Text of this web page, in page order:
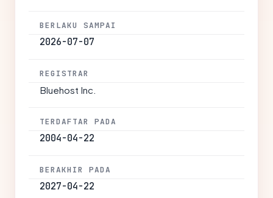
BERLAKU SAMPAI
2026-07-07
REGISTRAR
Bluehost Inc.
TERDAFTAR PADA
2004-04-22
BERAKHIR PADA
2027-04-22